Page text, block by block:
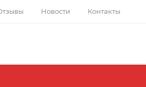
Новости Контакты